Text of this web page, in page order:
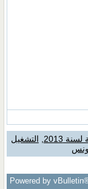
2013
التشغيل
Powered by